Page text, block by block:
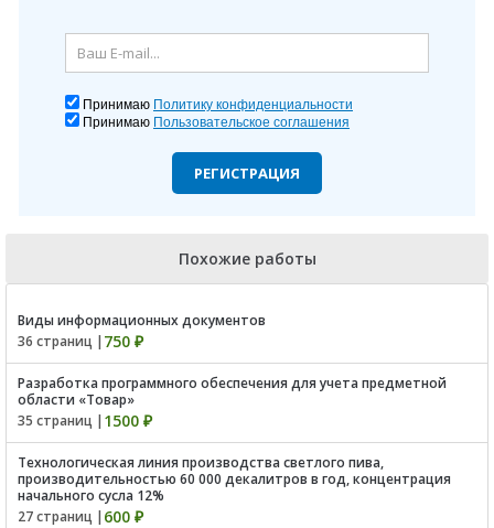
Принимаю Политику конфиденциальности
Принимаю Пользовательское соглашения
РЕГИСТРАЦИЯ
Похожие работы
Виды информационных документов
36 страниц | 750 ₽
Разработка программного обеспечения для учета предметной
области «Товар»
35 страниц | 1500 ₽
Технологическая линия производства светлого пива,
производительностью 60 000 декалитров в год, концентрация
начального сусла 12%
27 страниц | 600 ₽